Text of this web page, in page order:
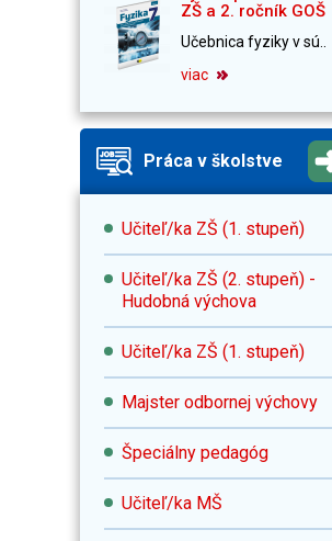
ZŠ a 2. ročník GOŠ
Učebnica fyziky v sú..
viac
Práca v školstve
Učiteľ/ka ZŠ (1. stupeň)
Učiteľ/ka ZŠ (2. stupeň) -
Hudobná výchova
Učiteľ/ka ZŠ (1. stupeň)
Majster odbornej výchovy
Špeciálny pedagóg
Učiteľ/ka MŠ